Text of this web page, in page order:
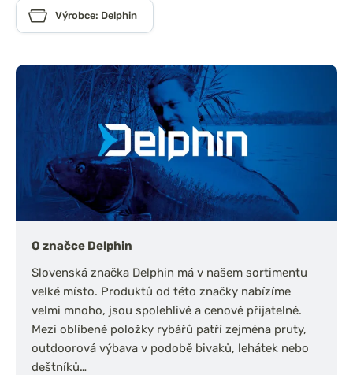
Výrobce: Delphin
O značce Delphin
Slovenská značka Delphin má v našem sortimentu
velké místo. Produktů od této značky nabízíme
velmi mnoho, jsou spolehlivé a cenově přijatelné.
Mezi oblíbené položky rybářů patří zejména pruty,
outdoorová výbava v podobě bivaků, lehátek nebo
deštníků…